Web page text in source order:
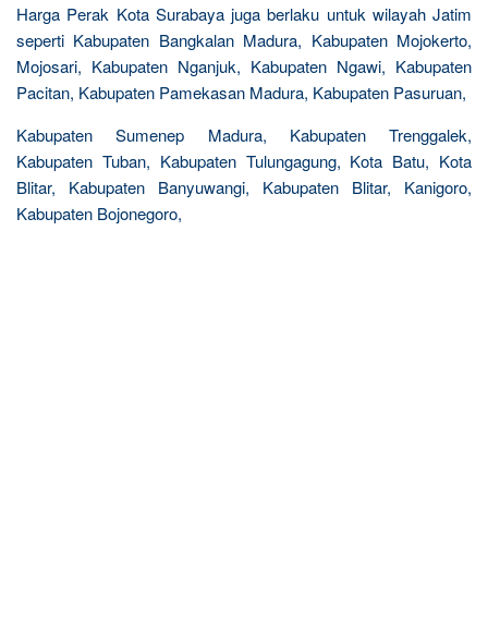
Harga Perak Kota Surabaya juga berlaku untuk wilayah Jatim
seperti Kabupaten Bangkalan Madura, Kabupaten Mojokerto,
Mojosari, Kabupaten Nganjuk, Kabupaten Ngawi, Kabupaten
Pacitan, Kabupaten Pamekasan Madura, Kabupaten Pasuruan,
Kabupaten Sumenep Madura, Kabupaten Trenggalek,
Kabupaten Tuban, Kabupaten Tulungagung, Kota Batu, Kota
Blitar, Kabupaten Banyuwangi, Kabupaten Blitar, Kanigoro,
Kabupaten Bojonegoro,